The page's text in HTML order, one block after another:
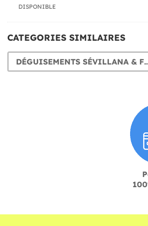
DISPONIBLE
CATEGORIES SIMILAIRES
DÉGUISEMENTS